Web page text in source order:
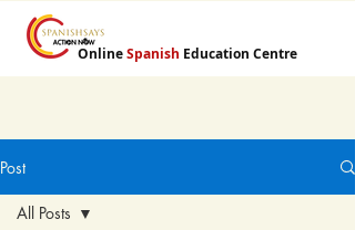
OnlineSpanish Education Centre
Post
All Posts